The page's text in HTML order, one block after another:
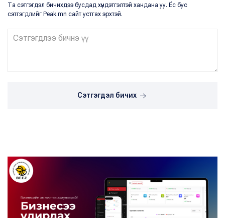
Та сэтгэгдэл бичихдээ бусдад хүндэтгэлтэй хандана уу. Ёс бус
сэтгэгдлийг Peak.mn сайт устгах эрхтэй.
Сэтгэгдэл бичих